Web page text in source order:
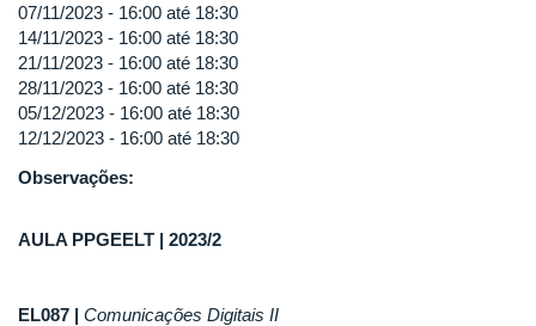
07/11/2023 - 16:00 até 18:30
14/11/2023 - 16:00 até 18:30
21/11/2023 - 16:00 até 18:30
28/11/2023 - 16:00 até 18:30
05/12/2023 - 16:00 até 18:30
12/12/2023 - 16:00 até 18:30
Observações:
AULA PPGEELT | 2023/2
EL087 | Comunicações Digitais II